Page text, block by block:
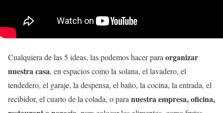
Cualquiera de las 5 ideas, las podemos hacer paraorganizar
nuestra casa, en espacios como la solana, el lavadero, el
tendedero, el garaje, la despensa, el baño, la cocina, la entrada, el
recibidor, el cuarto de la colada, o paranuestra empresa, oficina,